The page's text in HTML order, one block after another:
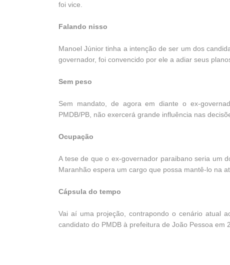
foi vice.
Falando nisso
Manoel Júnior tinha a intenção de ser um dos
governador, foi convencido por ele a adiar seus
Sem peso
Sem mandato, de agora em diante o ex-
PMDB/PB, não exercerá grande influência nas
Ocupação
A tese de que o ex-governador paraibano seria um
Maranhão espera um cargo que possa mantê-lo na
Cápsula do tempo
Vai aí uma projeção, contrapondo o cenário atual
candidato do PMDB à prefeitura de João Pessoa em